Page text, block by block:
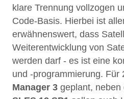
klare Trennung vollzogen
Code-Basis. Hierbei ist
erwähnenswert, dass
Weiterentwicklung von
werden darf - es ist eine
und -programmierung. Für
Manager 3 geplant, neben